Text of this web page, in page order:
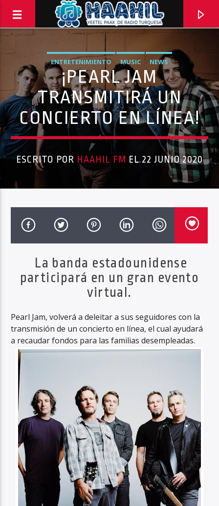
PROGRAMA ACTUAL
Haahil FM
ENTRETENIMIENTO MUSIC NEWS
¡PEARL JAM
TRANSMITIRÁ UN
CONCIERTO EN LÍNEA!
ESCRITO POR HAAHIL FM EL 22 JUNIO 2020
La banda estadounidense
participará en un gran evento
virtual.
Pearl Jam, volverá a deleitar a sus seguidores con la
transmisión de un concierto en línea, el cual ayudará
a recaudar fondos para las familias desempleadas.